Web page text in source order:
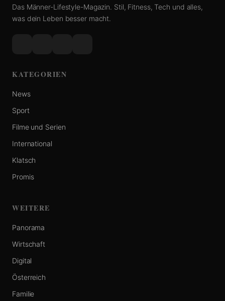
Das Männer-Lifestyle-Magazin. Stil, Fitness, Tech und alles,
was dein Leben besser macht.
KATEGORIEN
News
Sport
Filme und Serien
International
Klatsch
Promis
WEITERE
Panorama
Wirtschaft
Digital
Österreich
Familie